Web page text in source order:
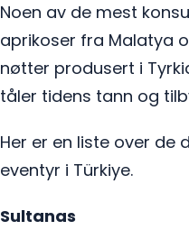
Noen av de mest
aprikoser fra Malatya
nøtter produsert i
tåler tidens tann og
Her er en liste over
eventyr i Türkiye.
Sultanas